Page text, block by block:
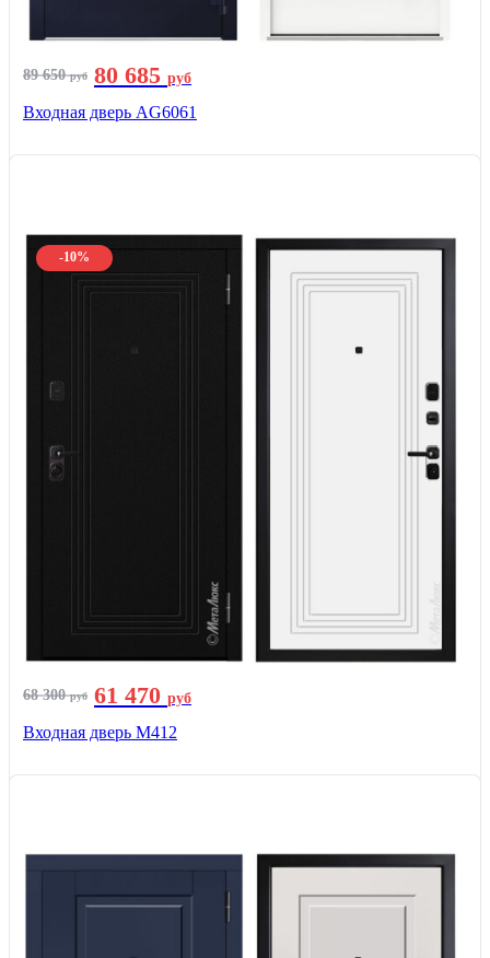
89 650руб 80 685 руб
Входная дверь AG6061
-10%
68 300руб 61 470 руб
Входная дверь М412